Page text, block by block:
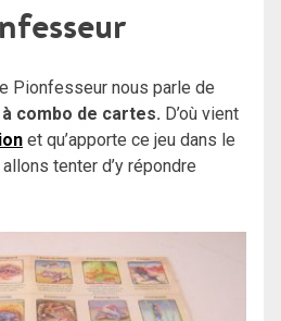
Pionfesseur nous parle de
combo de cartes. D’où vient
et qu’apporte ce jeu dans le
tenter d’y répondre